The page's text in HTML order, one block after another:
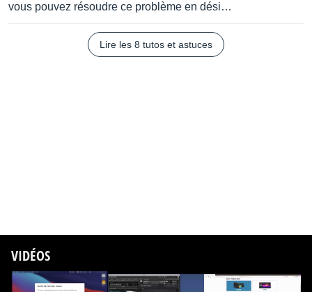
vous pouvez résoudre ce problème en dési…
Lire les 8 tutos et astuces
VIDÉOS